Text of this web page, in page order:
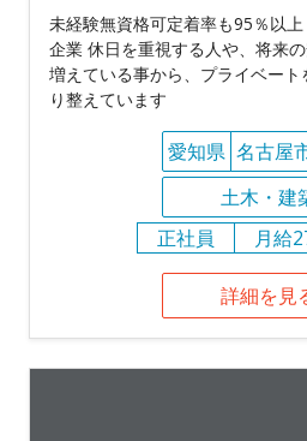
未経験無資格可定着率も95％以
企業 休日を重視する人や、将来
増えている事から、プライベート
り整えています
愛知県 名古屋
土木・建
正社員
月給
詳細を見